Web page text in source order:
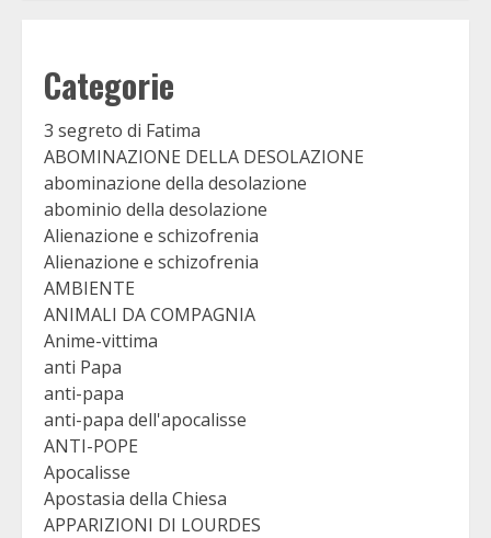
Categorie
3 segreto di Fatima
ABOMINAZIONE DELLA DESOLAZIONE
abominazione della desolazione
abominio della desolazione
Alienazione e schizofrenia
Alienazione e schizofrenia
AMBIENTE
ANIMALI DA COMPAGNIA
Anime-vittima
anti Papa
anti-papa
anti-papa dell'apocalisse
ANTI-POPE
Apocalisse
Apostasia della Chiesa
APPARIZIONI DI LOURDES